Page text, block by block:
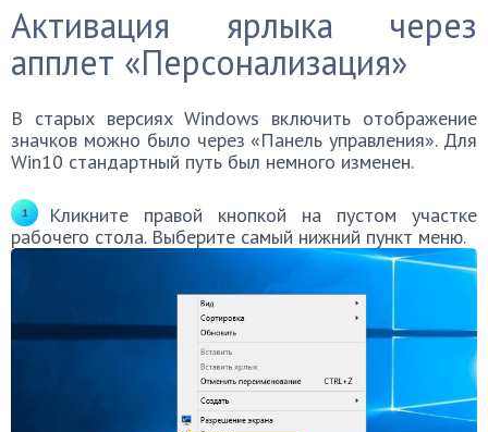
Активация ярлыка через
апплет «Персонализация»
В старых версиях Windows включить отображение
значков можно было через «Панель управления». Для
Win10 стандартный путь был немного изменен.
Кликните правой кнопкой на пустом участке
рабочего стола. Выберите самый нижний пункт меню.